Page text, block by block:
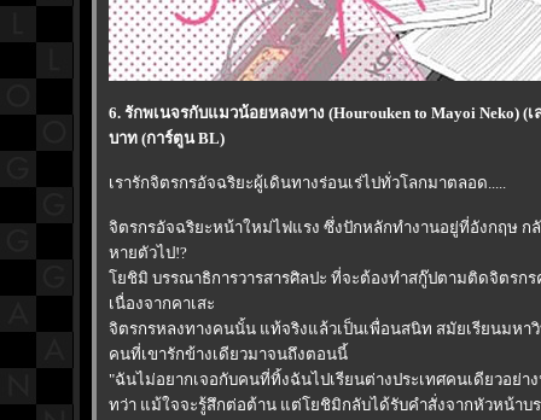
6. รักพเนจรกับแมวน้อยหลงทาง (Hourouken to Mayoi Neko) (เ
บาท (การ์ตูน BL)
เรารักจิตรกรอัจฉริยะผู้เดินทางร่อนเร่ไปทั่วโลกมาตลอด.....
จิตรกรอัจฉริยะหน้าใหม่ไฟแรง ซึ่งปักหลักทำงานอยู่ที่อังกฤษ ก
หายตัวไป!?
ชิมิ บรรณาธิการวารสารศิลปะ ที่จะต้องทำสกู๊ปตามติดจิตรกร
เนื่องจากคาเสะ
จิตรกรหลงทางคนนั้น แท้จริงแล้วเป็นเพื่อนสนิท สมัยเรียนมหา
คนที่เขารักข้างเดียวมาจนถึงตอนนี้
"ฉันไม่อยากเจอกับคนที่ทิ้งฉันไปเรียนต่างประเทศคนเดียวอย่า
ทว่า แม้ใจจะรู้สึกต่อต้าน แต่โยชิมิกลับได้รับคำสั่งจากหัวหน้าบ